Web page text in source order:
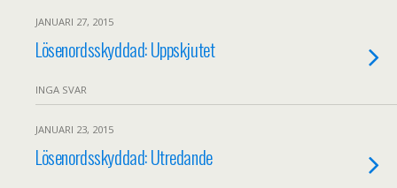
JANUARI 27, 2015
Lösenordsskyddad: Uppskjutet
INGA SVAR
JANUARI 23, 2015
Lösenordsskyddad: Utredande